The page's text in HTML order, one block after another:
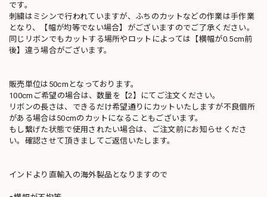
です。
刺繍はミシンで行われていますが、ふちのカットなどの作業は手作業
となり、【幅が均等でない場合】がございますのでご了承ください。
同じリボンでもカットする場所やロットによっては【横幅が0.5cm前
後】違う場合がございます。
販売単位は50cmとなっております。
100cmご希望の場合は、数量を【2】にてご注文ください。
リボンの長さは、できるだけ希望通りにカットいたしますが不良個所
がある場合は50cmのカットになることもございます。
もし繋げた状態で使用されたい場合は、ご注文前にお知らせくださ
い。確認させて頂きましてご返信いたします。
インドより直輸入の海外製品となりますので